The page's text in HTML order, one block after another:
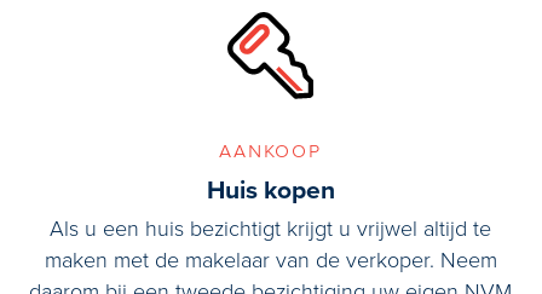
aankoop
Huis kopen
Als u een huis bezichtigt krijgt u vrijwel altijd te
maken met de makelaar van de verkoper. Neem